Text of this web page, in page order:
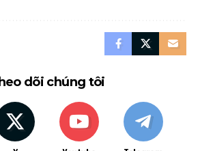
dõi chúng tôi